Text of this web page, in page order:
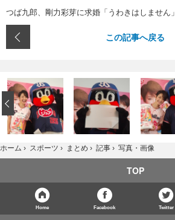
つば九郎、剛力彩芽に求婚「うわきはしません」
この記事へ戻る
‹
ホーム › スポーツ › まとめ › 記事 › 写真・画像
TOP
Home Facebook Twitter